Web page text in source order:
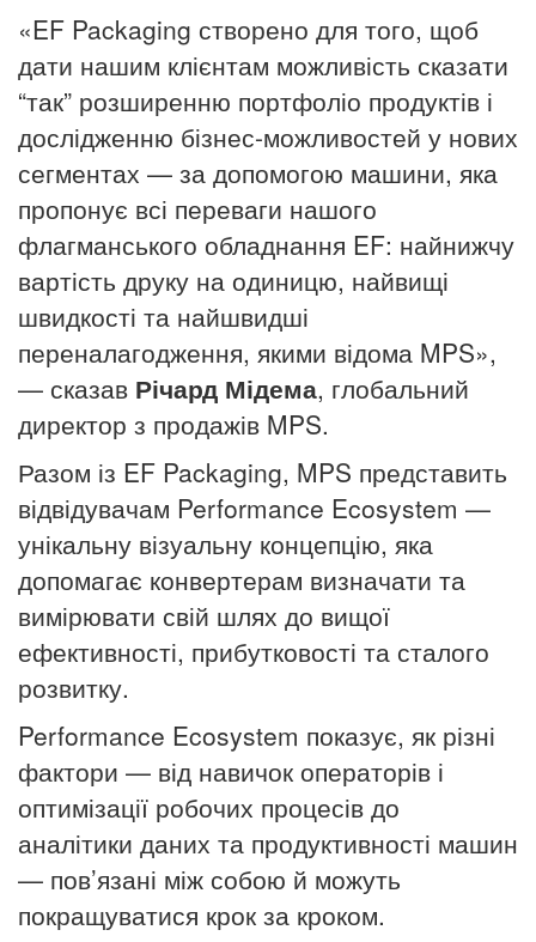
«EF Packaging створено для того, щоб
дати нашим клієнтам можливість сказати
“так” розширенню портфоліо продуктів і
дослідженню бізнес-можливостей у нових
сегментах — за допомогою машини, яка
пропонує всі переваги нашого
флагманського обладнання EF: найнижчу
вартість друку на одиницю, найвищі
швидкості та найшвидші
переналагодження, якими відома MPS»,
— сказав Річард Мідема, глобальний
директор з продажів MPS.
Разом із EF Packaging, MPS представить
відвідувачам Performance Ecosystem —
унікальну візуальну концепцію, яка
допомагає конвертерам визначати та
вимірювати свій шлях до вищої
ефективності, прибутковості та сталого
розвитку.
Performance Ecosystem показує, як різні
фактори — від навичок операторів і
оптимізації робочих процесів до
аналітики даних та продуктивності машин
— пов’язані між собою й можуть
покращуватися крок за кроком.